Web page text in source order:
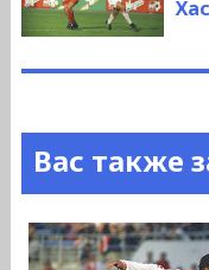
Вас также